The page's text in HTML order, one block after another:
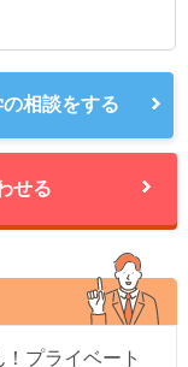
相談をする
せる
プライベート